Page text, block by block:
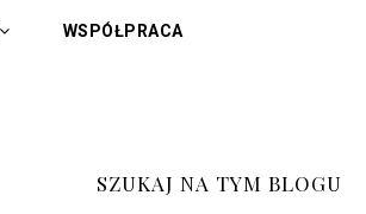
WSPÓŁPRACA
SZUKAJ NA TYM BLOGU